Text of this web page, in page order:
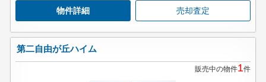
物件詳細 売却査定
第二自由が丘ハイム
販売中の物件1件